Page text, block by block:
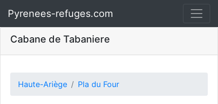
Pyrenees-refuges.com
Cabane de Tabaniere
Haute-Ariège Pla du Four